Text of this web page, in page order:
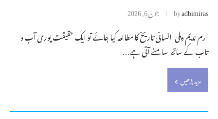
byadbimiras جون 6, 2026
ارم ندیم دہلی انسانی تاریخ کا مطالعہ کیا جائے تو ایک حقیقت پوری آب و
تاب کے ساتھ سامنے آتی ہے…
مزید پڑھیں